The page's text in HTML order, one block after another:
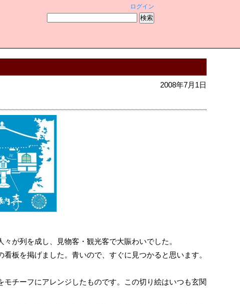
ログイン
2008年7月1日
が列を成し、見物客・観光客で大賑わいでした。
板を掲げました。青いので、すぐに見つかると思います。
チーフにアレンジしたものです。この切り絵はいつも玄関